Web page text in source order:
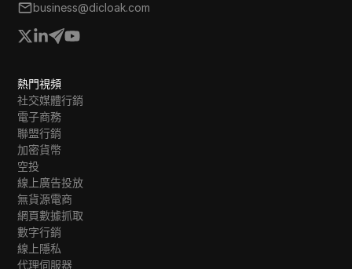
business@dicloak.com
熱門視頻
社交媒體行銷
電子商務
聯盟行銷
加密貨幣
空投
線上廣告投放
無貨源電商
網頁數據抓取
數字行銷
線上隱私
代理伺服器